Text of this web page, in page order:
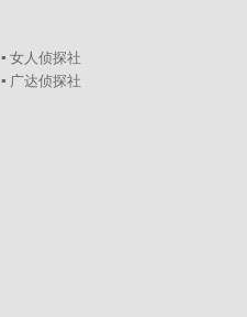
▪ 女人侦探社
▪ 广达侦探社